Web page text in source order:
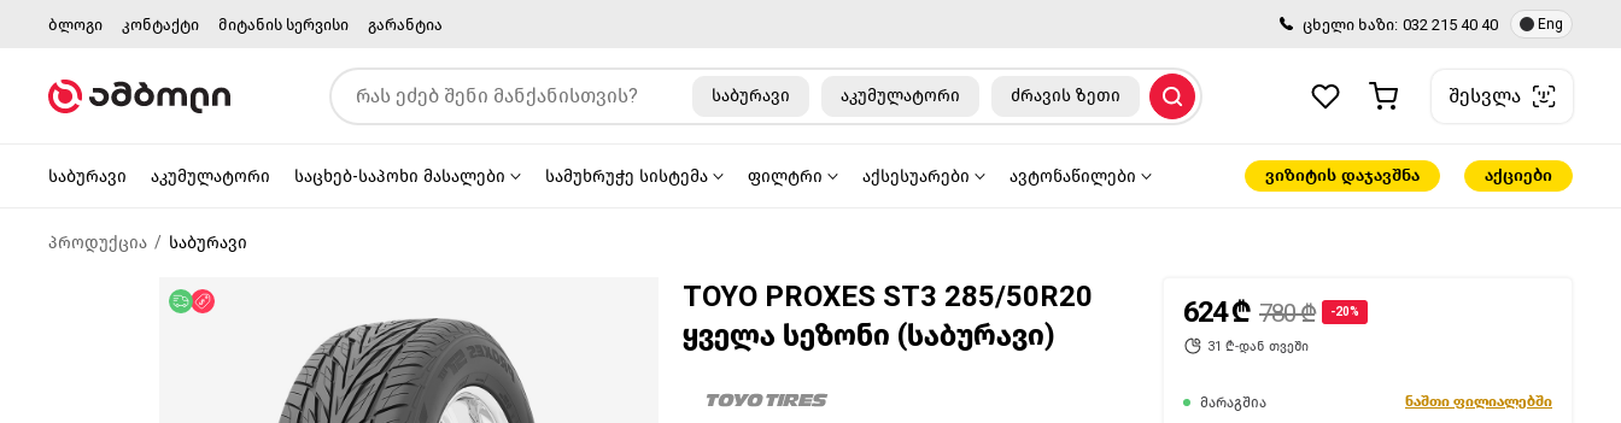
ბლოგი კონტაქტი მიტანის სერვისი გარანტია ცხელი ხაზი: 032 215 40 40 Eng
საბურავი აკუმულატორი ძრავის ზეთი შესვლა
საბურავი აკუმულატორი საცხებ-საპოხი მასალები სამუხრუჭე სისტემა ფილტრი აქსესუარები ავტონაწილები ვიზიტის დაჯავშნა აქციები
პროდუქცია საბურავი
უფასო მიწოდება 624 ₾ 780 ₾ -20%
31 ₾-დან თვეში
მარაგშია ნაშთი ფილიალებში
TOYO PROXES ST3 285/50R20
ყველა სეზონი (საბურავი)